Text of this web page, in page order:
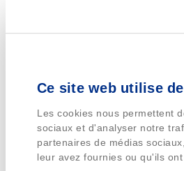
Ce site web utilise
Les cookies nous permettent
sociaux et d'analyser notre
partenaires de médias
leur avez fournies ou qu'ils